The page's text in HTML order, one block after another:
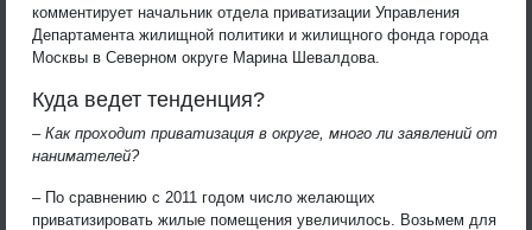
комментирует начальник отдела приватизации Управления
Департамента жилищной политики и жилищного фонда города
Москвы в Северном округе Марина Шевалдова.
Куда ведет тенденция?
– Как проходит приватизация в округе, много ли заявлений от
нанимателей?
– По сравнению с 2011 годом число желающих
приватизировать жилые помещения увеличилось. Возьмем для